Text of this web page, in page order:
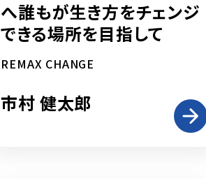
へ――誰もが生き方をチェンジ
できる場所を目指して
REMAX CHANGE
市村 健太郎